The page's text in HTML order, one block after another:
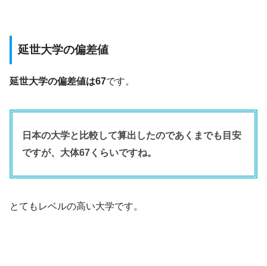
延世大学の偏差値
延世大学の偏差値は67です。
日本の大学と比較して算出したのであくまでも目安
ですが、大体67くらいですね。
とてもレベルの高い大学です。